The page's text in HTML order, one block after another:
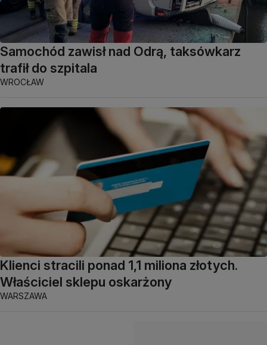
Samochód zawisł nad Odrą, taksówkarz
trafił do szpitala
WROCŁAW
Klienci stracili ponad 1,1 miliona złotych.
Właściciel sklepu oskarżony
WARSZAWA